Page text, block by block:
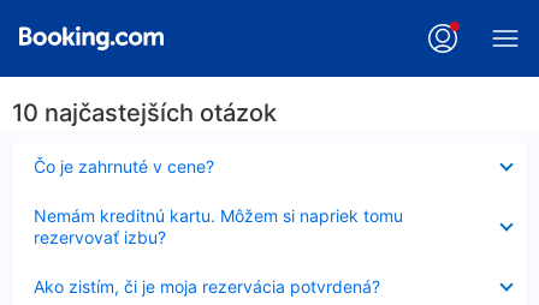
10 najčastejších otázok
Čo je zahrnuté v cene?
Nezobrazuje
sa
Nemám kreditnú kartu. Môžem si napriek tomu
rezervovať izbu?
sa
Ako zistím, či je moja rezervácia potvrdená?
sa